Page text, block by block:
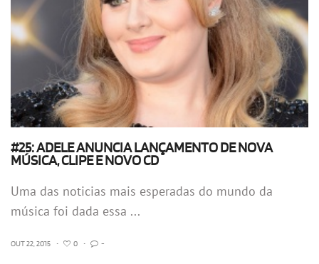
#25: ADELE ANUNCIA LANÇAMENTO DE NOVA
MÚSICA, CLIPE E NOVO CD
Uma das noticias mais esperadas do mundo da
música foi dada essa ...
OUT 22, 2015 • 0 • -